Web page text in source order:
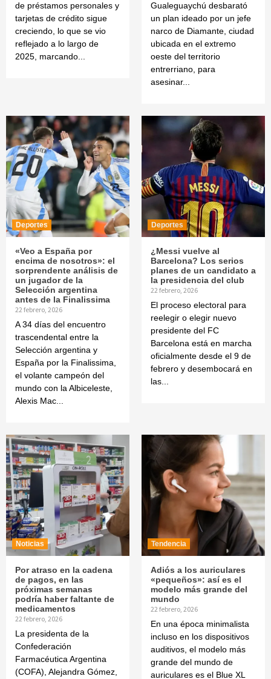
de préstamos personales y
tarjetas de crédito sigue
creciendo, lo que se vio
reflejado a lo largo de
2025, marcando...
Gualeguaychú desbarató
un plan ideado por un jefe
narco de Diamante, ciudad
ubicada en el extremo
oeste del territorio
entrerriano, para
asesinar...
Deportes
«Veo a España por
encima de nosotros»: el
sorprendente análisis de
un jugador de la
Selección argentina
antes de la Finalissima
22 febrero, 2026
A 34 días del encuentro
trascendental entre la
Selección argentina y
España por la Finalissima,
el volante campeón del
mundo con la Albiceleste,
Alexis Mac...
Deportes
¿Messi vuelve al
Barcelona? Los serios
planes de un candidato a
la presidencia del club
22 febrero, 2026
El proceso electoral para
reelegir o elegir nuevo
presidente del FC
Barcelona está en marcha
oficialmente desde el 9 de
febrero y desembocará en
las...
Noticias
Por atraso en la cadena
de pagos, en las
próximas semanas
podría haber faltante de
medicamentos
22 febrero, 2026
La presidenta de la
Confederación
Farmacéutica Argentina
(COFA), Alejandra Gómez,
Tendencia
Adiós a los auriculares
«pequeños»: así es el
modelo más grande del
mundo
22 febrero, 2026
En una época minimalista
incluso en los dispositivos
auditivos, el modelo más
grande del mundo de
auriculares es el Blue XL